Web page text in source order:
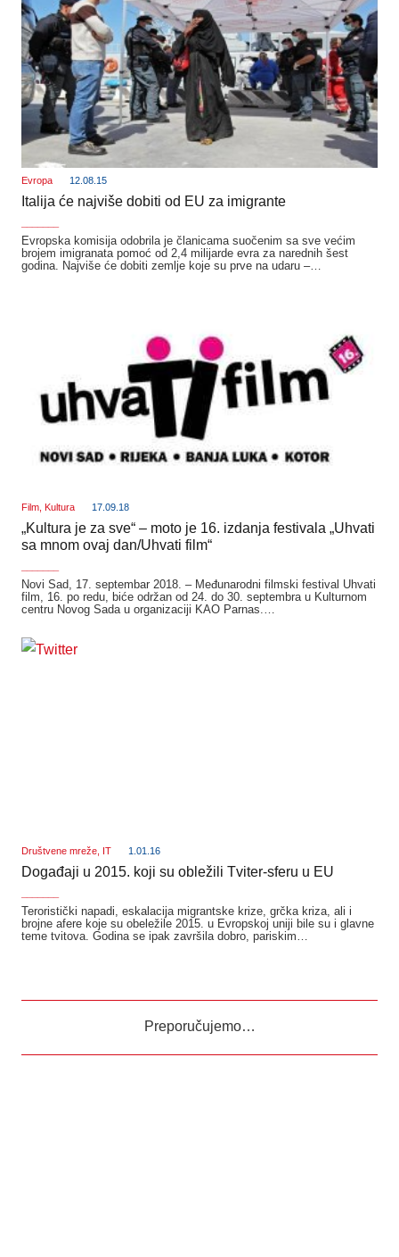
Evropa 12.08.15
Italija će najviše dobiti od EU za imigrante
Evropska komisija odobrila je članicama suočenim sa sve većim
brojem imigranata pomoć od 2,4 milijarde evra za narednih šest
godina. Najviše će dobiti zemlje koje su prve na udaru –…
Film Kultura 17.09.18
„Kultura je za sve“ – moto je 16. izdanja festivala „Uhvati
sa mnom ovaj dan/Uhvati film“
Novi Sad, 17. septembar 2018. – Međunarodni filmski festival Uhvati
film, 16. po redu, biće održan od 24. do 30. septembra u Kulturnom
centru Novog Sada u organizaciji KAO Parnas.…
Društvene mreže IT 1.01.16
Događaji u 2015. koji su obležili Tviter-sferu u EU
Teroristički napadi, eskalacija migrantske krize, grčka kriza, ali i
brojne afere koje su obeležile 2015. u Evropskoj uniji bile su i glavne
teme tvitova. Godina se ipak završila dobro, pariskim…
Preporučujemo…